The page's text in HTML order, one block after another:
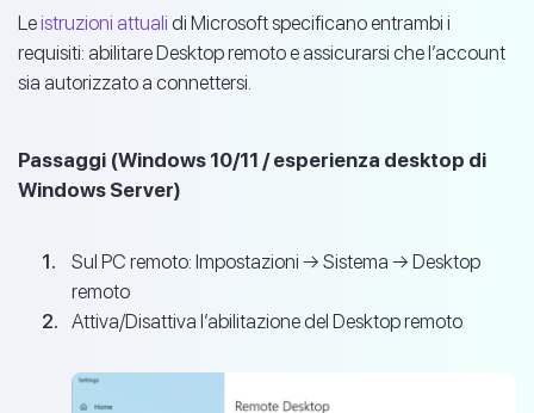
Leistruzioni attuali di Microsoft specificano entrambi i
requisiti: abilitare Desktop remoto e assicurarsi che l’account
sia autorizzato a connettersi.
Passaggi (Windows 10/11 / esperienza desktop di
Windows Server)
Sul PC remoto: Impostazioni → Sistema → Desktop
remoto
Attiva/Disattiva l’abilitazione del Desktop remoto